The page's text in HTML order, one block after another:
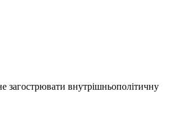
загострювати внутрішньополітичну